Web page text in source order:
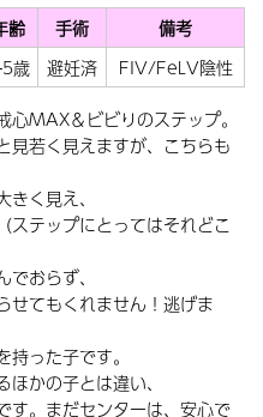
齢 手術
備考
歳 避妊済
FIV/FeLV陰性
MAX＆ビビりのステップ。
見若く見えますが、こちらも
く見え、
ステップにとってはそれどこ
おらず、
せてもくれません！逃げま
った子です。
かの子とは違い、
す。まだセンターは、安心で